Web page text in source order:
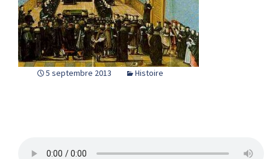
5 septembre 2013 Histoire